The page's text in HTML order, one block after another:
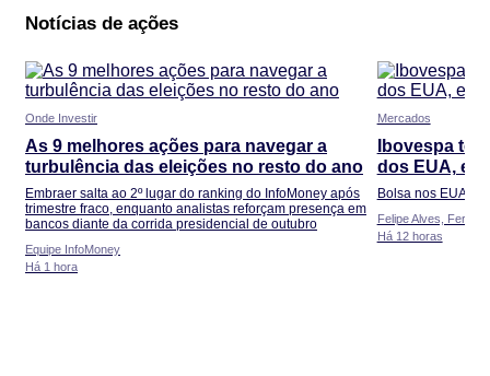
Notícias de ações
Onde Investir
As 9 melhores ações para navegar a
turbulência das eleições no resto do ano
Embraer salta ao 2º lugar do ranking do InfoMoney após
trimestre fraco, enquanto analistas reforçam presença em
bancos diante da corrida presidencial de outubro
Equipe InfoMoney
Há 1 hora
Mercados
Ibovespa
dos EUA, e
Bolsa nos EUA
Felipe Alves,
Há 12 horas